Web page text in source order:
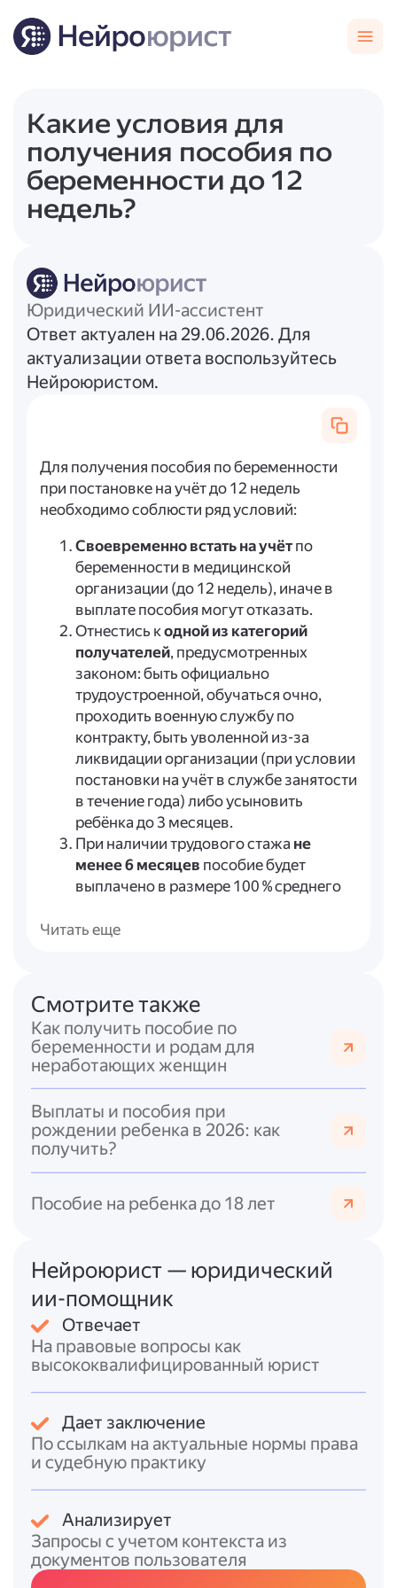
Какие условия для
получения пособия по
беременности до 12
недель?
Юридический ИИ-ассистент
Ответ актуален на 29.06.2026. Для
актуализации ответа воспользуйтесь
Нейроюристом.
Для получения пособия по беременности
при постановке на учёт до 12 недель
необходимо соблюсти ряд условий:
Своевременно встать на учётпо
беременности в медицинской
организации (до 12 недель), иначе в
выплате пособия могут отказать.
Отнестись кодной из категорий
получателей, предусмотренных
законом: быть официально
трудоустроенной, обучаться очно,
проходить военную службу по
контракту, быть уволенной из-за
ликвидации организации (при условии
постановки на учёт в службе занятости
в течение года) либо усыновить
ребёнка до 3 месяцев.
При наличии трудового стажа не
менее 6 месяцев пособие будет
выплачено в размере 100 % среднего
Учитывать
среднедушевой доход семьи остаётся
ниже прожиточного минимума,
размер пособия увеличивают до 75 %.
Соблюсти
сроки подачи заявления
причиныпропуска сроков (например,
чрезвычайная ситуация, болезнь
правила назначения единого пособия,
закреплённые в Постановлении
Правительства № 1928.
Итоговый ответ
Чтобы получить пособие по беременности
* встать на учёт по беременности до 12
недель;
* относиться к одной из установленных
законом категорий получателей
(работающая, студентка очного отделения,
военнослужащая и т.?д.);
* иметь трудовой стаж не менее 6 месяцев
(для получения пособия в размере 100 %
Читать еще
Смотрите также
Как получить пособие по
беременности и родам для
неработающих женщин
Выплаты и пособия при
рождении ребенка в 2026: как
получить?
Пособие на ребенка до 18 лет
Нейроюрист — юридический
ии-помощник
Отвечает
На правовые вопросы как
высококвалифицированный юрист
Дает заключение
По ссылкам на актуальные нормы права
и судебную практику
Анализирует
Запросы с учетом контекста из
документов пользователя